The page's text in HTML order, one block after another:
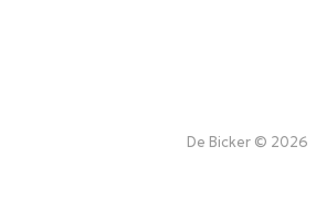
De Bicker © 2026